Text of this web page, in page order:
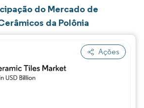
do Mercado de
da Polônia
Ações